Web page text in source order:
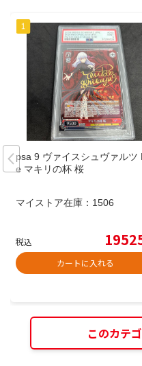
psa 9 ヴァイスシュヴァルツ
e マキリの杯 桜
マイストア在庫： 1506
税込
カートに入れる
このカテ